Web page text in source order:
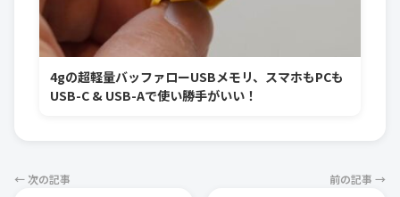
4gの超軽量バッファローUSBメモリ、スマホもPCも
USB-C & USB-Aで使い勝手がいい！
← 次の記事 前の記事 →